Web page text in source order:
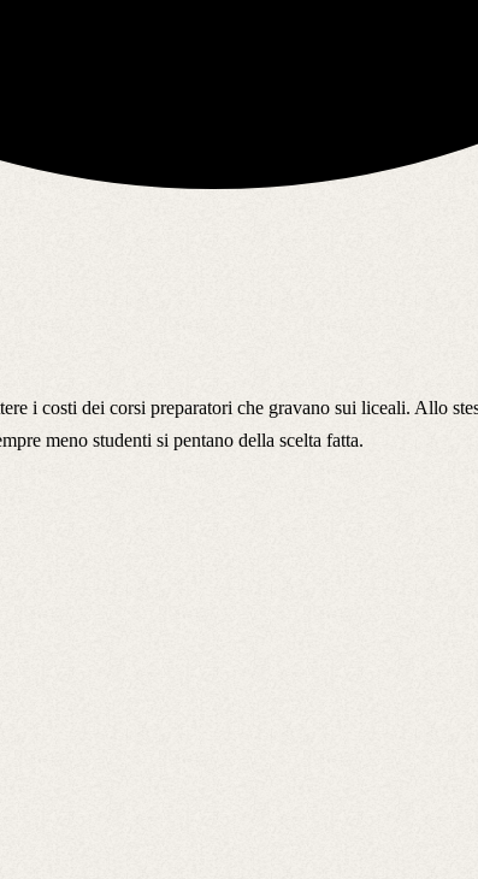
i costi dei corsi preparatori che gravano sui liceali. Allo
meno studenti si pentano della scelta fatta.